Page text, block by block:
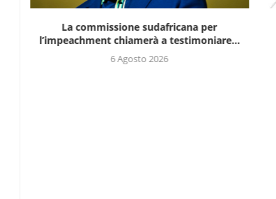
La commissione sudafricana per
l’impeachment chiamerà a testimoniare...
6 Agosto 2026